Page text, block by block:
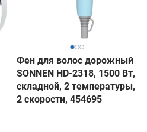
Фен для волос дорожный
SONNEN HD-2318, 1500 Вт,
складной, 2 температуры,
2 скорости, 454695